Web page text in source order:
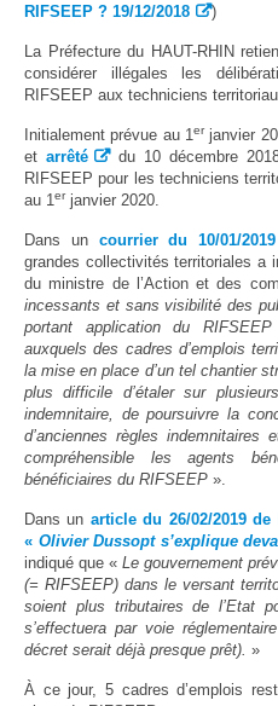
RIFSEEP ? 19/12/2018
)
La Préfecture du HAUT-RHIN
considérer illégales les
RIFSEEP aux techniciens
Initialement prévue au 1 erjanvier
et arrêté
du 10 décembre
RIFSEEP pour les techniciens
au 1 erjanvier 2020.
Dans un courrier du 10/01/2019
grandes collectivités territoriales a
du ministre de l’Action et des
incessants et sans visibilité des
portant application du
auxquels des cadres d’emplois
la mise en place d’un tel chantier
plus difficile d’étaler sur
indemnitaire, de poursuivre la
d’anciennes règles indemnitaires
compréhensible les agents
bénéficiaires du RIFSEEP ».
Dans un article du 26/02/2019 de
« Olivier Dussopt s’explique
indiqué que « Le gouvernement
(= RIFSEEP) dans le versant
soient plus tributaires de l’Etat
s’effectuera par voie
décret serait déjà presque prêt). »
À ce jour, 5 cadres d’emplois